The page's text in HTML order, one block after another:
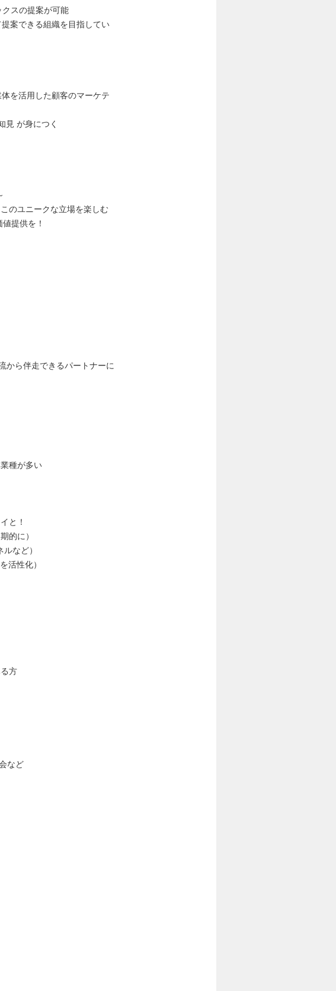
クスの提案が可能
案できる組織を目指してい
を活用した顧客のマーケテ
見 が身につく
のユニークな立場を楽しむ
提供を！
から伴走できるパートナーに
種が多い
と！
的に）
など）
活性化）
方
など